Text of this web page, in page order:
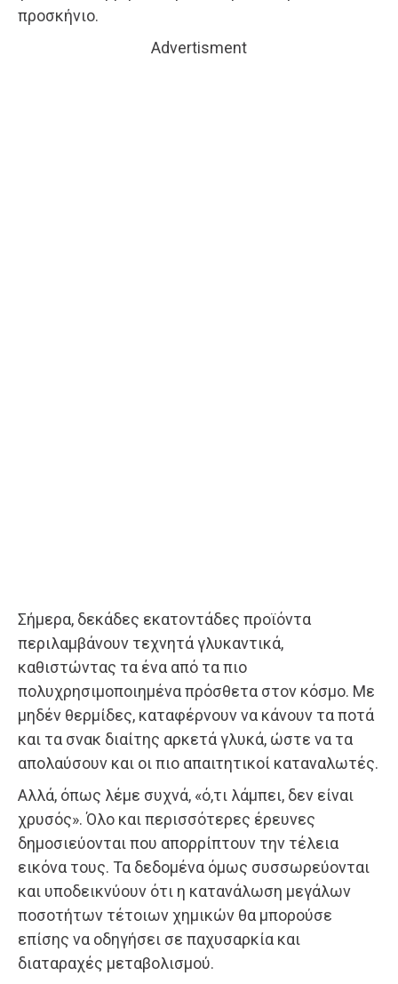
προσκήνιο.
Advertisment
Σήμερα, δεκάδες εκατοντάδες προϊόντα
περιλαμβάνουν τεχνητά γλυκαντικά,
καθιστώντας τα ένα από τα πιο
πολυχρησιμοποιημένα πρόσθετα στον κόσμο. Με
μηδέν θερμίδες, καταφέρνουν να κάνουν τα ποτά
και τα σνακ διαίτης αρκετά γλυκά, ώστε να τα
απολαύσουν και οι πιο απαιτητικοί καταναλωτές.
Αλλά, όπως λέμε συχνά, «ό,τι λάμπει, δεν είναι
χρυσός». Όλο και περισσότερες έρευνες
δημοσιεύονται που απορρίπτουν την τέλεια
εικόνα τους. Τα δεδομένα όμως συσσωρεύονται
και υποδεικνύουν ότι η κατανάλωση μεγάλων
ποσοτήτων τέτοιων χημικών θα μπορούσε
επίσης να οδηγήσει σε παχυσαρκία και
διαταραχές μεταβολισμού.